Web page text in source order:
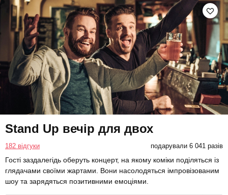
Stand Up вечір для двох
182 відгуки подарували 6 041 разів
Гості заздалегідь оберуть концерт, на якому коміки поділяться із
глядачами своїми жартами. Вони насолодяться імпровізованим
шоу та зарядяться позитивними емоціями.